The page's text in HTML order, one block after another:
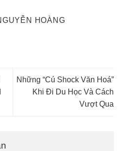
HOÀNG
Những “Cú Shock Văn Hoá”
Khi Đi Du Học Và Cách
Vượt Qua